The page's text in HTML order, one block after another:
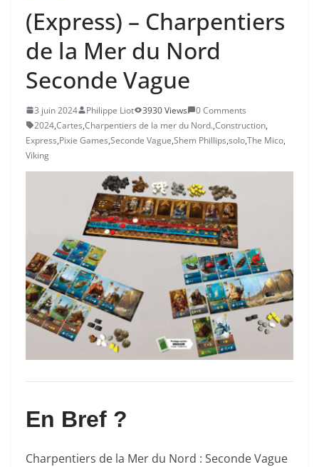
(Express) – Charpentiers
de la Mer du Nord
Seconde Vague
3 juin 2024 Philippe Liot 3930 Views
0 Comments
2024,Cartes,Charpentiers de la mer du Nord.,Construction,
Express,Pixie Games,Seconde Vague,Shem Phillips,solo,The Mico,
Viking
En Bref ?
Charpentiers de la Mer du Nord : Seconde Vague